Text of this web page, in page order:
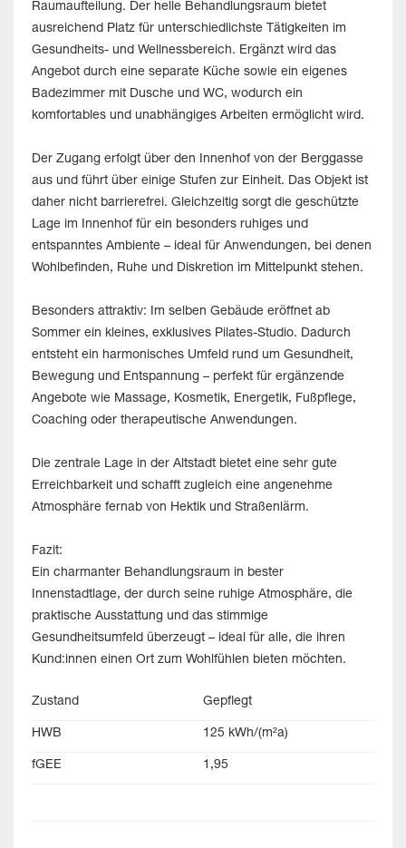
Raumaufteilung. Der helle Behandlungsraum bietet
ausreichend Platz für unterschiedlichste Tätigkeiten im
Gesundheits- und Wellnessbereich. Ergänzt wird das
Angebot durch eine separate Küche sowie ein eigenes
Badezimmer mit Dusche und WC, wodurch ein
komfortables und unabhängiges Arbeiten ermöglicht wird.
Der Zugang erfolgt über den Innenhof von der Berggasse
aus und führt über einige Stufen zur Einheit. Das Objekt ist
daher nicht barrierefrei. Gleichzeitig sorgt die geschützte
Lage im Innenhof für ein besonders ruhiges und
entspanntes Ambiente – ideal für Anwendungen, bei denen
Wohlbefinden, Ruhe und Diskretion im Mittelpunkt stehen.
Besonders attraktiv: Im selben Gebäude eröffnet ab
Sommer ein kleines, exklusives Pilates-Studio. Dadurch
entsteht ein harmonisches Umfeld rund um Gesundheit,
Bewegung und Entspannung – perfekt für ergänzende
Angebote wie Massage, Kosmetik, Energetik, Fußpflege,
Coaching oder therapeutische Anwendungen.
Die zentrale Lage in der Altstadt bietet eine sehr gute
Erreichbarkeit und schafft zugleich eine angenehme
Atmosphäre fernab von Hektik und Straßenlärm.
Fazit:
Ein charmanter Behandlungsraum in bester
Innenstadtlage, der durch seine ruhige Atmosphäre, die
praktische Ausstattung und das stimmige
Gesundheitsumfeld überzeugt – ideal für alle, die ihren
Kund:innen einen Ort zum Wohlfühlen bieten möchten.
Zustand Gepflegt
HWB 125 kWh/(m²a)
fGEE 1,95